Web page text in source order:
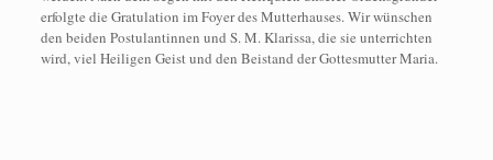
erfolgte die Gratulation im Foyer des Mutterhauses. Wir wünschen
den beiden Postulantinnen und S. M. Klarissa, die sie unterrichten
wird, viel Heiligen Geist und den Beistand der Gottesmutter Maria.